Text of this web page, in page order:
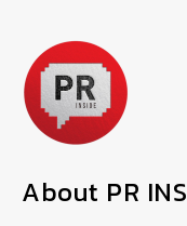
About PR